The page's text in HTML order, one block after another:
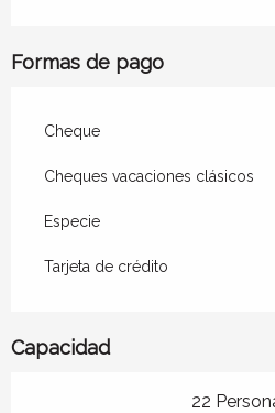
Formas de pago
Cheque
Cheques vacaciones clásicos
Especie
Tarjeta de crédito
Capacidad
22